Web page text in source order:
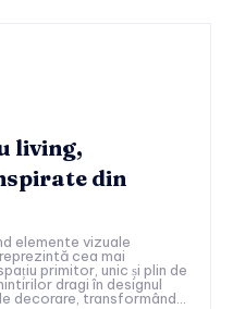
living,
din
elemente vizuale
cea mai
primitor, unic și plin de
dragi în designul
decorare, transformând...